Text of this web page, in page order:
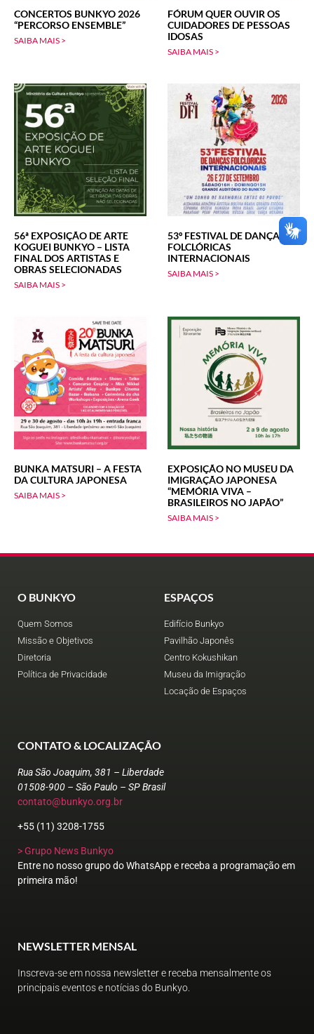
CONCERTOS BUNKYO 2026
“PERCORSO ENSEMBLE”
SAIBA MAIS >
FÓRUM QUER OUVIR OS
CUIDADORES DE PESSOAS
IDOSAS
SAIBA MAIS >
56ª EXPOSIÇÃO DE ARTE
KOGUEI BUNKYO – LISTA
FINAL DOS ARTISTAS E
OBRAS SELECIONADAS
SAIBA MAIS >
53º FESTIVAL DE DANÇAS
FOLCLÓRICAS
INTERNACIONAIS
SAIBA MAIS >
BUNKA MATSURI – A FESTA
DA CULTURA JAPONESA
SAIBA MAIS >
EXPOSIÇÃO NO MUSEU DA
IMIGRAÇÃO JAPONESA
“MEMÓRIA VIVA –
BRASILEIROS NO JAPÃO”
SAIBA MAIS >
O BUNKYO
Quem Somos
Missão e Objetivos
Diretoria
Política de Privacidade
ESPAÇOS
Edifício Bunkyo
Pavilhão Japonês
Centro Kokushikan
Museu da Imigração
Locação de Espaços
CONTATO & LOCALIZAÇÃO
Rua São Joaquim, 381 – Liberdade
01508-900 – São Paulo – SP Brasil
contato@bunkyo.org.br
+55 (11) 3208-1755
> Grupo News Bunkyo
Entre no nosso grupo do WhatsApp e receba a programação em
primeira mão!
NEWSLETTER MENSAL
Inscreva-se em nossa newsletter e receba mensalmente os
principais eventos e notícias do Bunkyo.